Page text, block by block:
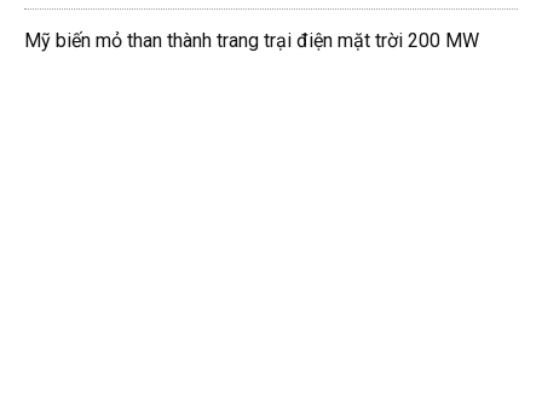
Mỹ biến mỏ than thành trang trại điện mặt trời 200 MW